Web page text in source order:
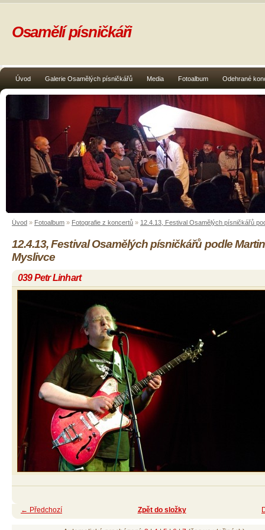
Úvod Galerie Osamělých písničkářů Media Fotoalbum Odehrané
Osamělí písničkáři
Úvod » Fotoalbum » Fotografie z koncertů » 12.4.13, Festival Osamělých písničkářů
12.4.13, Festival Osamělých písničkářů podle
Myslivce
039 Petr Linhart
← Předchozí Zpět do složky